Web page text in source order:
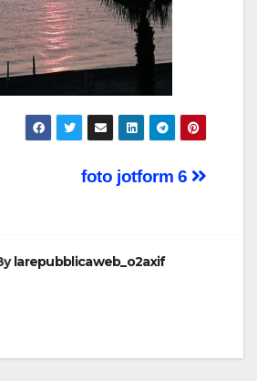
foto jotform 6
larepubblicaweb_o2axif